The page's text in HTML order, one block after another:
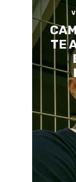
TE